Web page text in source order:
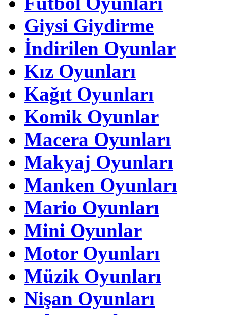
Giysi Giydirme
İndirilen Oyunlar
Kız Oyunları
Kağıt Oyunları
Komik Oyunlar
Macera Oyunları
Makyaj Oyunları
Manken Oyunları
Mario Oyunları
Mini Oyunlar
Motor Oyunları
Müzik Oyunları
Nişan Oyunları